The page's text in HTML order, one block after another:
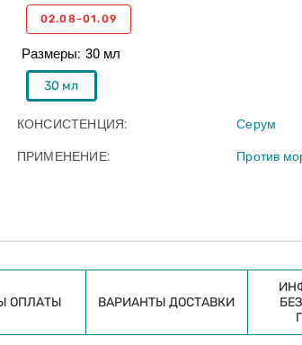
Размеры 30 мл
30 мл
02.08-01.09
КОНСИСТЕНЦИЯ Серум
ПРИМЕНЕНИЕ Против
ОПЛАТЫ ВАРИАНТЫ ДОСТАВКИ